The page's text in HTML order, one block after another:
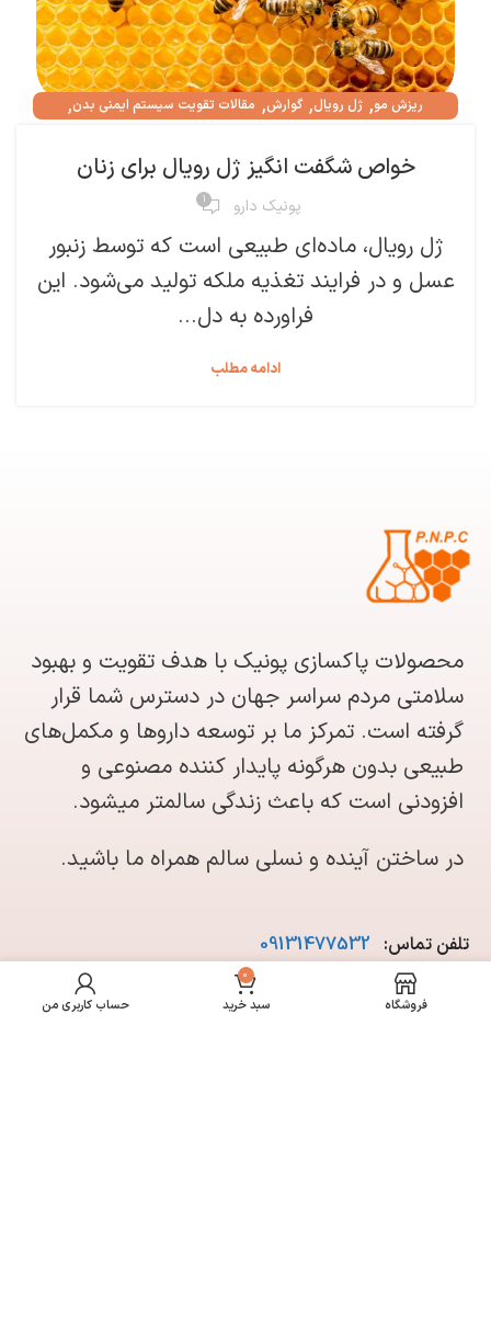
ریزش مو, ژل رویال,گوارش, مقالات تقویت سیستم ایمنی بدن,
خواص شگفت انگیز ژل رویال برای زنان
پونیک دارو ۱
ژل رویال، ماده‌ای طبیعی است که توسط زنبور
عسل و در فرایند تغذیه ملکه تولید می‌شود. این
فراورده به دل...
ادامه مطلب
محصولات پاکسازی پونیک با هدف تقویت و بهبود
سلامتی مردم سراسر جهان در دسترس شما قرار
گرفته است. تمرکز ما بر توسعه داروها و مکمل‌های
طبیعی بدون هرگونه پایدار کننده مصنوعی و
افزودنی است که باعث زندگی سالمتر میشود.
در ساختن آینده و نسلی سالم همراه ما باشید.
تلفن تماس: 09131477532
فروشگاه
0
سبد خرید حساب کاربری من